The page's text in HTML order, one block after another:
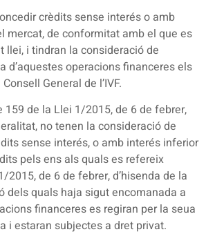
crèdits sense interés o amb
mercat, de conformitat amb el que es
llei, i tindran la consideració de
d’aquestes operacions financeres els
General de l’IVF.
159 de la Llei 1/2015, de 6 de febrer,
no tenen la consideració de
sense interés, o amb interés inferior
pels ens als quals es refereix
2015, de 6 de febrer, d’hisenda de la
dels quals haja sigut encomanada a
financeres es regiran per la seua
i estaran subjectes a dret privat.